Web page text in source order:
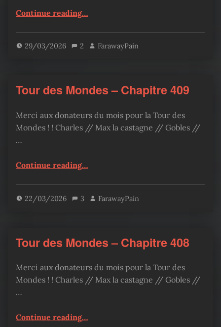
Continue reading“Tour des Mondes – Chapitre 410”
…
29/03/2026 2 FarawayPain
Tour des Mondes – Chapitre 409
Merci aux donateurs du mois pour la Tour des
Mondes ! ! Charles // Max la castagne // Gobles //
…
Continue reading“Tour des Mondes – Chapitre 409”
…
22/03/2026 3 FarawayPain
Tour des Mondes – Chapitre 408
Merci aux donateurs du mois pour la Tour des
Mondes ! ! Charles // Max la castagne // Gobles //
…
Continue reading“Tour des Mondes – Chapitre 408”
…